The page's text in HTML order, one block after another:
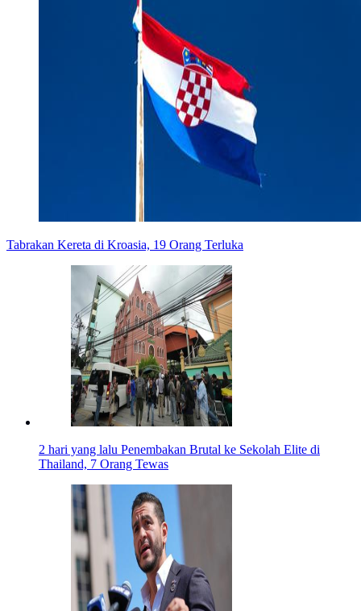
Tabrakan Kereta di Kroasia, 19 Orang Terluka
2 hari yang lalu Penembakan Brutal ke Sekolah Elite di
Thailand, 7 Orang Tewas